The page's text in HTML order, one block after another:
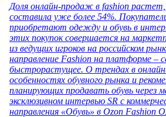
Доля онлайн-продаж в fashion
составила уже более 54%.
приобретают одежду и обувь в
этих покупок совершается на
из ведущих игроков на российском
направление Fashion на платформе –
быстрорастущее. О трендах в
особенностях обувного рынка и
планирующих продавать обувь через
эксклюзивном интервью SR с
направления «Обувь» в Ozon Fashion